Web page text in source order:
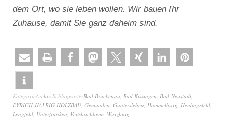
dem Ort, wo sie leben wollen. Wir bauen Ihr
Zuhause, damit Sie ganz daheim sind.
KategorieArchiv SchlagwörterBad Brückenau, Bad Kissingen, Bad Neustadt,
EYRICH-HALBIG HOLZBAU, Gemünden, Güntersleben, Hammelburg, Heidingsfeld,
Lengfeld, Unterfranken, Veitshöchheim, Würzburg